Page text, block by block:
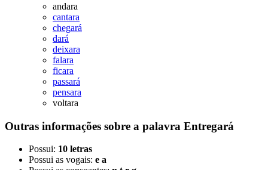
andara
cantara
chegará
dará
deixara
falara
ficara
passará
pensara
voltara
Outras informações sobre a palavra Entregará
Possui: 10 letras
Possui as vogais: e a